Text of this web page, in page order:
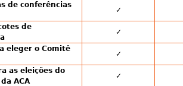
de conferências
✓
de
✓
eleger o Comitê
✓
as eleições do
ACA
✓